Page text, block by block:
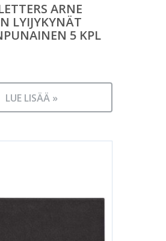
ARNE
LYIJYKYNÄT
5 KPL
LUE LISÄÄ »